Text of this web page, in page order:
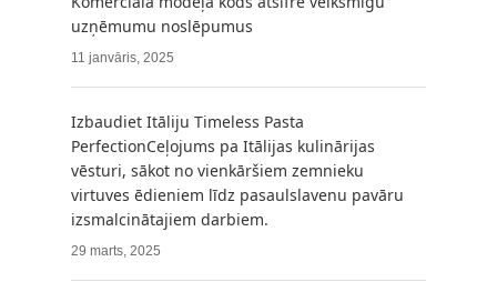
uzņēmumu noslēpumus
11 janvāris, 2025
Izbaudiet Itāliju Timeless Pasta
PerfectionCeļojums pa Itālijas kulinārijas
vēsturi, sākot no vienkāršiem zemnieku
virtuves ēdieniem līdz pasaulslavenu pavāru
izsmalcinātajiem darbiem.
29 marts, 2025